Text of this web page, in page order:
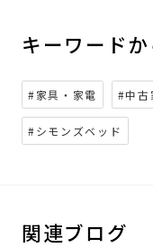
キーワード
#家具・家電 #中古
#シモンズベッド
関連ブログ